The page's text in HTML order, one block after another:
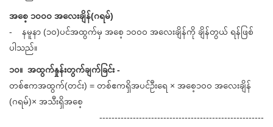
အစေ့ ၁၀၀၀ အလေးချိန်(ဂရမ်)
- နမူနာ (၁၀)ပင်အထွက်မှ အစေ့ ၁၀၀၀ အလေးချိန်ကို ချိန်တွယ် ရန်ဖြစ်
ပါသည်။
၁၀။ အထွက်နှုန်းတွက်ချက်ခြင်း -
တစ်ဧကအထွက်(တင်း) = တစ်ဧကရှိအပင်ဦးရေ × အစေ့၁၀၀ အလေးချိန်
(ဂရမ်)× အသီးရှိအစေ့
------------------------------------------------------